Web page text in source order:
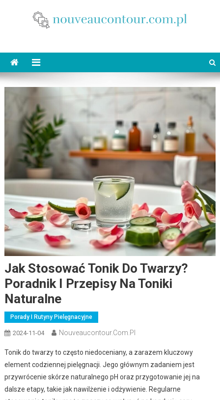
Jak Stosować Tonik Do Twarzy?
Poradnik I Przepisy Na Toniki
Naturalne
Porady I Rutyny Pielęgnacyjne
2024-11-04 Nouveaucontour.com.pl
Tonik do twarzy to często niedoceniany, a zarazem kluczowy
element codziennej pielęgnacji. Jego głównym zadaniem jest
przywrócenie skórze naturalnego pH oraz przygotowanie jej na
dalsze etapy, takie jak nawilżenie i odżywienie. Regularne